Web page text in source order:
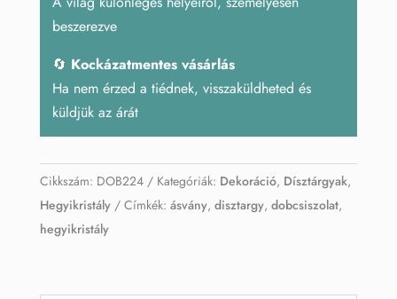
beszerezve
🔄 Kockázatmentes vásárlás
Ha nem érzed a tiédnek, visszaküldheted és
küldjük az árát
Cikkszám: DOB224 Kategóriák: Dekoráció, Dísztárgyak,
Hegyikristály
Címkék: ásvány, disztargy, dobcsiszolat,
hegyikristály